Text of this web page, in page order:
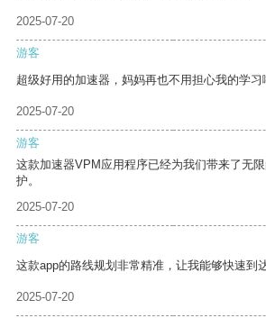
2025-07-20
游客
超级好用的加速器，妈妈再也不用担心我的学习
2025-07-20
游客
这款加速器VPM应用程序已经为我们带来了无
护。
2025-07-20
游客
这款app的路线规划非常精准，让我能够快速到
2025-07-20